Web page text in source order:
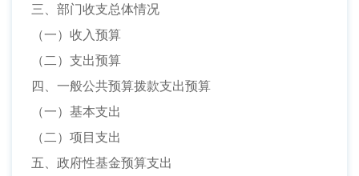
三、部门收支总体情况
（一）收入预算
（二）支出预算
四、一般公共预算拨款支出预算
（一）基本支出
（二）项目支出
五、政府性基金预算支出